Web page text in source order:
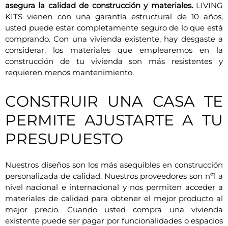
asegura la calidad de construcción y materiales.LIVING
KITS vienen con una garantía estructural de 10 años,
usted puede estar completamente seguro de lo que está
comprando. Con una vivienda existente, hay desgaste a
considerar, los materiales que emplearemos en la
construcción de tu vivienda son más resistentes y
requieren menos mantenimiento.
CONSTRUIR UNA CASA TE
PERMITE AJUSTARTE A TU
PRESUPUESTO
Nuestros diseños son los más asequibles en construcción
personalizada de calidad. Nuestros proveedores son nº1 a
nivel nacional e internacional y nos permiten acceder a
materiales de calidad para obtener el mejor producto al
mejor precio. Cuando usted compra una vivienda
existente puede ser pagar por funcionalidades o espacios